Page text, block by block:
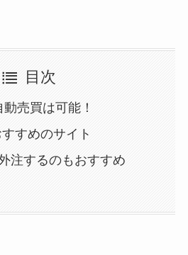
目次
売買は可能！
すめのサイト
注するのもおすすめ